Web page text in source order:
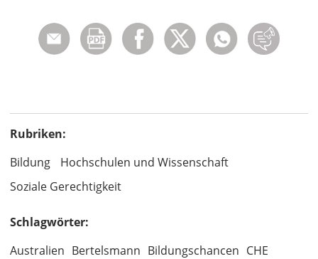
Rubriken:
Bildung
Hochschulen und Wissenschaft
Soziale Gerechtigkeit
Schlagwörter:
Australien Bertelsmann Bildungschancen CHE